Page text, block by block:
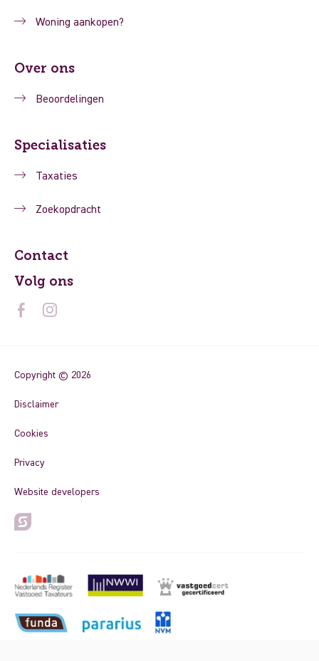
Woning aankopen?
Over ons
Beoordelingen
Specialisaties
Taxaties
Zoekopdracht
Contact
Volg ons
Copyright © 2026
Disclaimer
Cookies
Privacy
Website developers